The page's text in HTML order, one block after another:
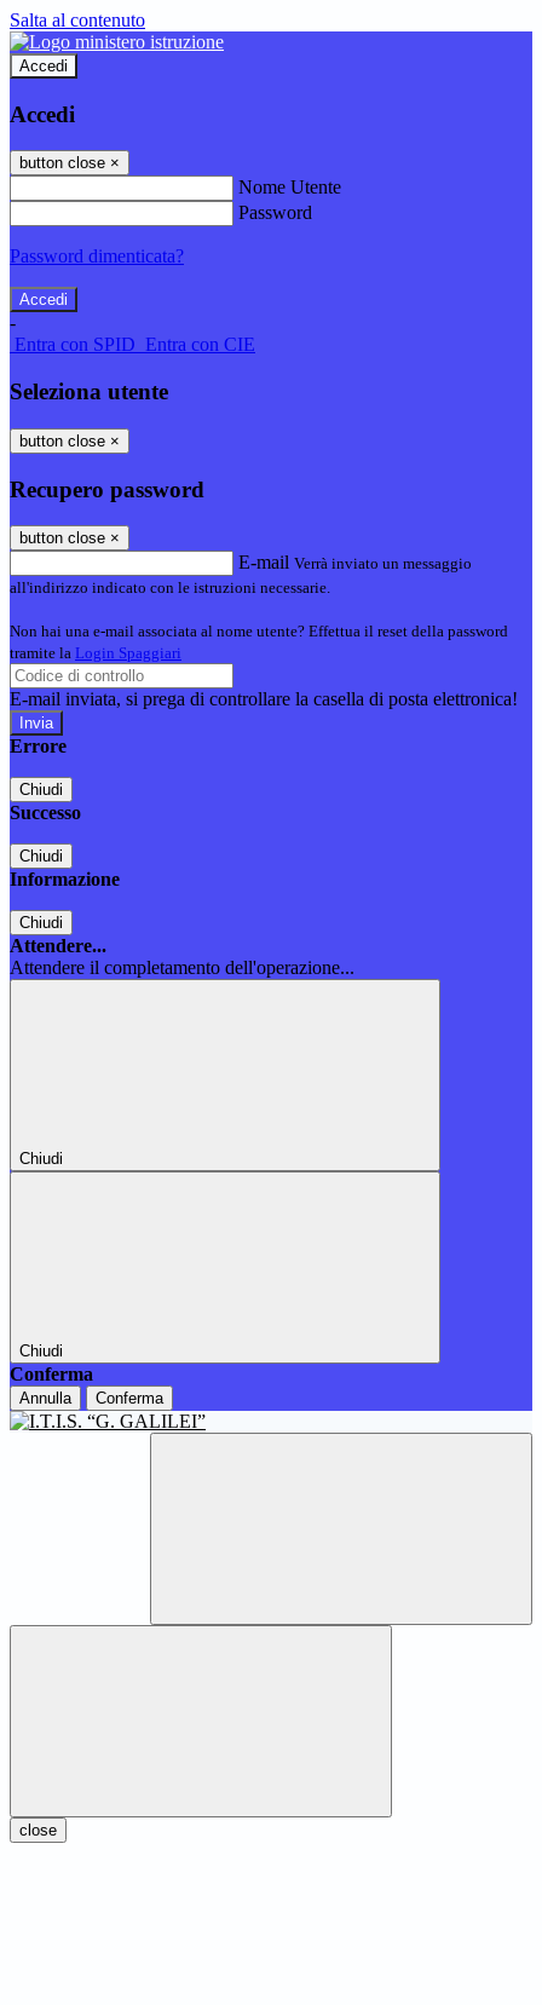
Salta al contenuto
Accedi
Accedi
button close ×
Nome Utente
Password
Password dimenticata?
-
Entra con SPID Entra con CIE
Seleziona utente
button close ×
Recupero password
button close ×
E-mail Verrà inviato un messaggio
all'indirizzo indicato con le istruzioni necessarie.
Non hai una e-mail associata al nome utente? Effettua il reset della password
tramite la Login Spaggiari
E-mail inviata, si prega di controllare la casella di posta elettronica!
Errore
Chiudi
Successo
Chiudi
Informazione
Chiudi
Attendere...
Attendere il completamento dell'operazione...
Chiudi
Chiudi
Conferma
Annulla Conferma
close